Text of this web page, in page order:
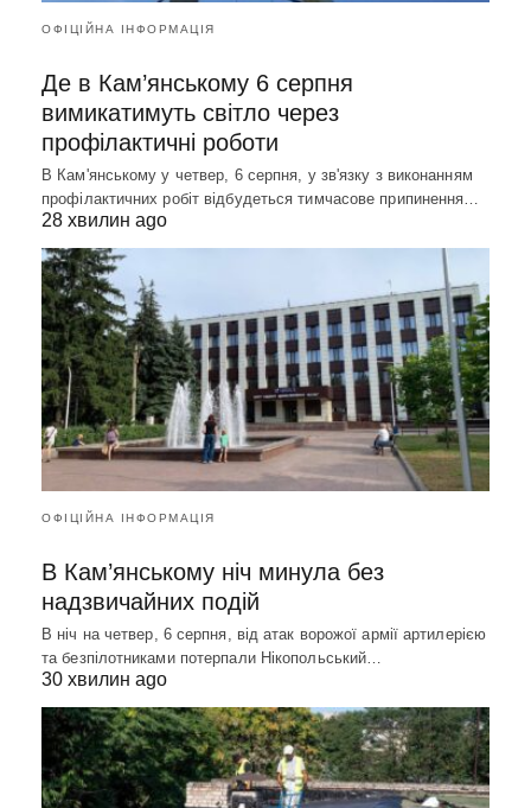
ОФІЦІЙНА ІНФОРМАЦІЯ
Де в Кам’янському 6 серпня
вимикатимуть світло через
профілактичні роботи
В Кам'янському у четвер, 6 серпня, у зв'язку з виконанням
профілактичних робіт відбудеться тимчасове припинення…
28 хвилин ago
ОФІЦІЙНА ІНФОРМАЦІЯ
В Кам’янському ніч минула без
надзвичайних подій
В ніч на четвер, 6 серпня, від атак ворожої армії артилерією
та безпілотниками потерпали Нікопольський…
30 хвилин ago